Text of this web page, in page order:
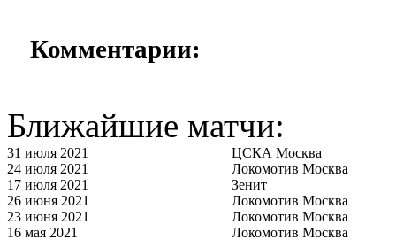
Комментарии:
Ближайшие матчи:
31 июля 2021
ЦСКА Москва
24 июля 2021
Локомотив Москва
17 июля 2021
Зенит
26 июня 2021
Локомотив Москва
23 июня 2021
Локомотив Москва
16 мая 2021
Локомотив Москва